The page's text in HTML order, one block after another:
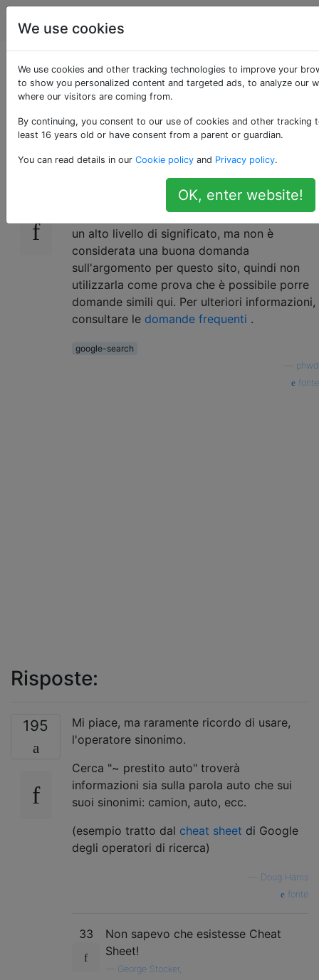
Applicazioni Web
Funzionalità nascoste
di Ricerca Google
139
Quali trucchi e suggerimenti poco conosciuti
hai per la ricerca su Google?
Si noti che questa domanda esiste perché ha
un alto livello di significato, ma non è
considerata una buona domanda
sull'argomento per questo sito, quindi non
utilizzarla come prova che è possibile porre
domande simili qui. Per ulteriori informazioni,
consultare le domande frequenti .
google-search
phwd
fonte
Risposte:
195
Mi piace, ma raramente ricordo di usare,
l'operatore sinonimo.
Cerca "~ prestito auto" troverà
informazioni sia sulla parola auto che sui
suoi sinonimi: camion, auto, ecc.
(esempio tratto dal cheat sheet di Google
degli operatori di ricerca)
Doug Harris
fonte
33
Non sapevo che esistesse Cheat
Sheet!
George Stocker,
We use cookies
We use cookies and other tracking technologies to improve your
to show you personalized content and targeted ads, to analyze our
where our visitors are coming from.
By continuing, you consent to our use of cookies and other tracking
least 16 years old or have consent from a parent or guardian.
You can read details in our Cookie policy and Privacy policy.
OK, enter website!